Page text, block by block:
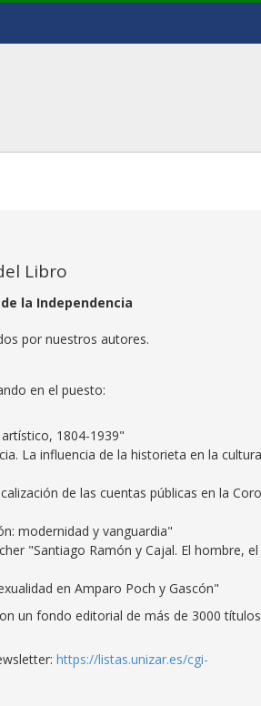
Libro
la Independencia
por nuestros autores.
en el puesto:
1804-1939"
La influencia de la historieta en la cultura
de las cuentas públicas en la
modernidad y vanguardia"
"Santiago Ramón y Cajal. El hombre, el
en Amparo Poch y Gascón"
un fondo editorial de más de 3000
https://listas.unizar.es/cgi-